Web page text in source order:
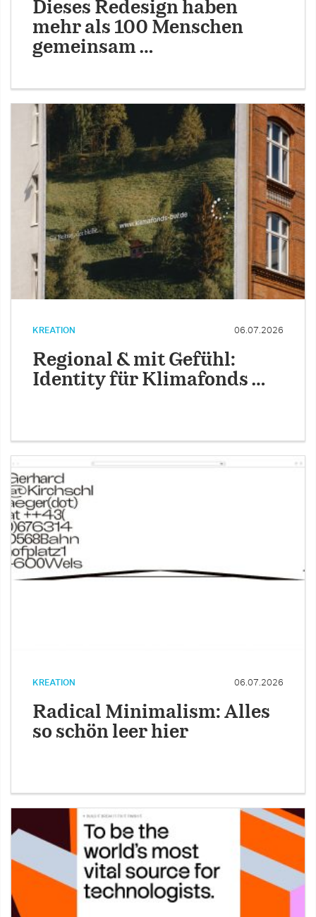
Dieses Redesign haben
mehr als 100 Menschen
gemeinsam …
KREATION 06.07.2026
Regional & mit Gefühl:
Identity für Klimafonds …
KREATION 06.07.2026
Radical Minimalism: Alles
so schön leer hier